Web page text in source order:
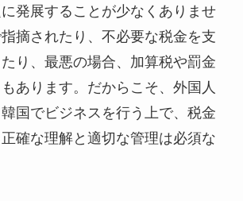
発展することが少なくありませ
摘されたり、不必要な税金を支
り、最悪の場合、加算税や罰金
あります。だからこそ、外国人
国でビジネスを行う上で、税金
確な理解と適切な管理は必須な